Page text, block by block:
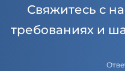
Свяжитесь с
требованиях и